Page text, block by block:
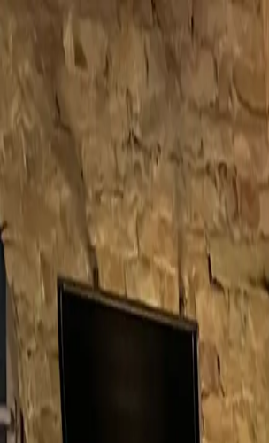
Ushiro Karate
Magyarországi SubBranch
EseményekEdzéshelyszínek Videók
EN
Edzéshelyszínek
Csatlakozzon
Jelenleg egy dojonk van, amely
Edzéshelyszínek
Csatlakozz hozzánk a közös
Budapest Central Dojo